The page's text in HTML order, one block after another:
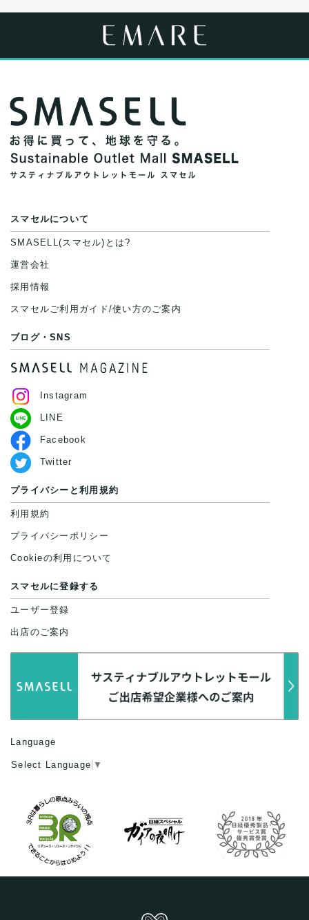
スマセルについて
SMASELL(スマセル)とは?
運営会社
採用情報
スマセルご利用ガイド/使い方のご案内
ブログ・SNS
Instagram
LINE
Facebook
Twitter
プライバシーと利用規約
利用規約
プライバシーポリシー
Cookieの利用について
スマセルに登録する
ユーザー登録
出店のご案内
Language
Select Language ▼